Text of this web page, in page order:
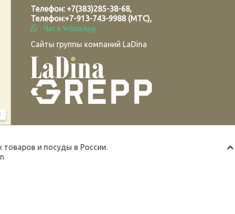
Телефон: +7(383)285-38-68,
Телефон:+7-913-743-9988 (МТС),
Чат в WhatsApp
Сайты группы компаний LaDina
и посуды в России.